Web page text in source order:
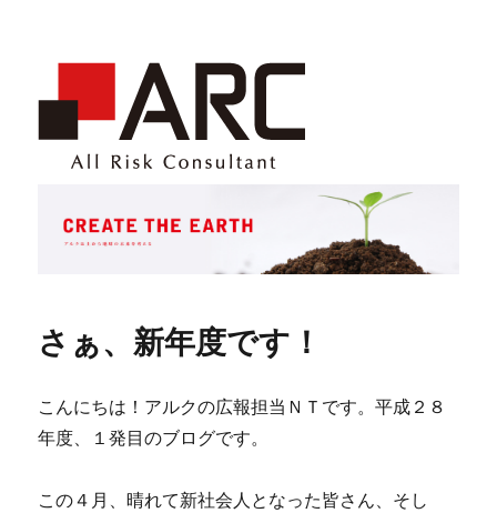
さぁ、新年度です！
こんにちは！アルクの広報担当ＮＴです。平成２８
年度、１発目のブログです。
この４月、晴れて新社会人となった皆さん、そし